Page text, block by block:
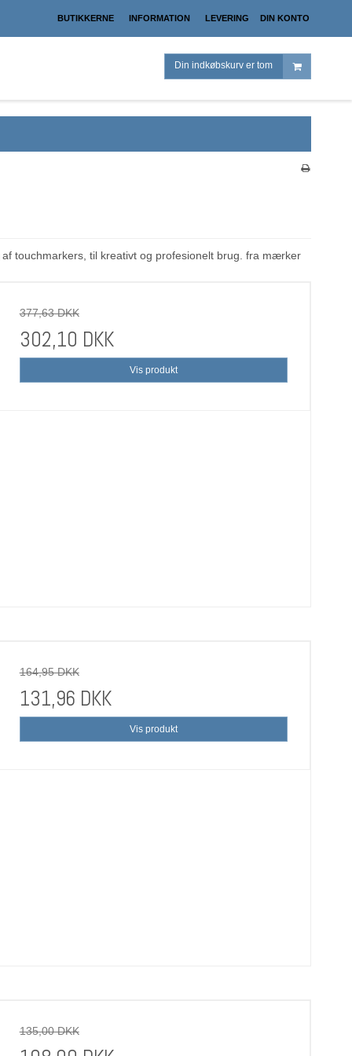
BUTIKKERNE INFORMATION LEVERING DIN KONTO
Din indkøbskurv er tom
touchmarkers, til kreativt og profesionelt brug. fra mærker
377,63 DKK
302,10 DKK
Vis produkt
164,95 DKK
131,96 DKK
Vis produkt
135,00 DKK